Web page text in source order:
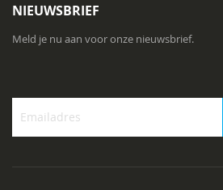
NIEUWSBRIEF
Meld je nu aan voor onze nieuwsbrief.